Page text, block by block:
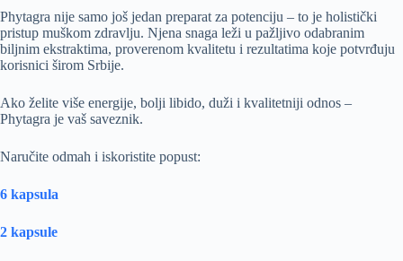
Phytagra nije samo još jedan preparat za potenciju – to je holistički
pristup muškom zdravlju. Njena snaga leži u pažljivo odabranim
biljnim ekstraktima, proverenom kvalitetu i rezultatima koje potvrđuju
korisnici širom Srbije.
Ako želite više energije, bolji libido, duži i kvalitetniji odnos –
Phytagra je vaš saveznik.
Naručite odmah i iskoristite popust:
6 kapsula
2 kapsule